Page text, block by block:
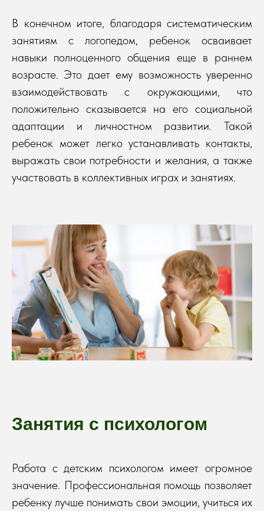
В конечном итоге, благодаря систематическим
занятиям с логопедом, ребенок осваивает
навыки полноценного общения еще в раннем
возрасте. Это дает ему возможность уверенно
взаимодействовать с окружающими, что
положительно сказывается на его социальной
адаптации и личностном развитии. Такой
ребенок может легко устанавливать контакты,
выражать свои потребности и желания, а также
участвовать в коллективных играх и занятиях.
Занятия с психологом
Работа с детским психологом имеет огромное
значение. Профессиональная помощь позволяет
ребенку лучше понимать свои эмоции, учиться их